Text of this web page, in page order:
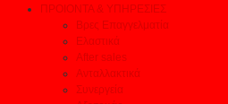
ΠΡΟΙΟΝΤΑ & ΥΠΗΡΕΣΙΕΣ
Βρες Επαγγελματία
Ελαστικά
After sales
Ανταλλακτικά
Συνεργεία